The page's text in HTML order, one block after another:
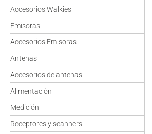
Accesorios Walkies
Emisoras
Accesorios Emisoras
Antenas
Accesorios de antenas
Alimentación
Medición
Receptores y scanners